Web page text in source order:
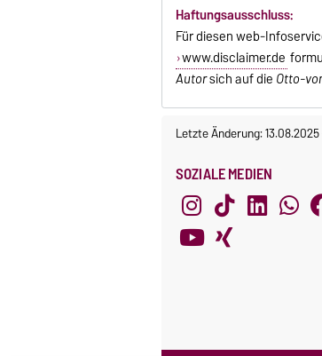
Haftungsausschluss:
Für diesen web-
www.disclaimer.de
Autorsich auf die Otto-
Letzte Änderung: 13.08.2025
SOZIALE MEDIEN